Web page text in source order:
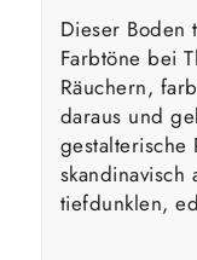
Dieser Boden
Farbtöne bei
Räuchern,
daraus und
skandinavisch
tiefdunklen,